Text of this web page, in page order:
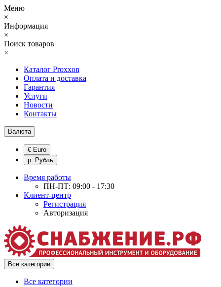
Меню
×
Информация
×
Поиск товаров
×
Каталог Proxxon
Оплата и доставка
Гарантия
Услуги
Новости
Контакты
Валюта
€ Euro
р. Рубль
Время работы
ПН-ПТ: 09:00 - 17:30
Клиент-центр
Регистрация
Авторизация
Все категории
Все категории